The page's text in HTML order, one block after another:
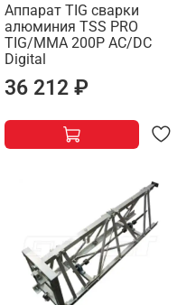
Аппарат TIG сварки
алюминия TSS PRO
TIG/MMA 200P AC/DC
Digital
36 212 ₽